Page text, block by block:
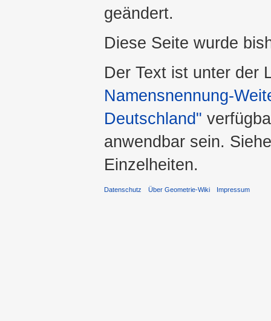
geändert.
Diese Seite wurde
Der Text ist unter der
Namensnennung-
Deutschland"
anwendbar sein.
Einzelheiten.
Datenschutz Über Geometrie-Wiki Impressum